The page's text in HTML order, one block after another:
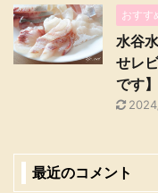
おすす
水谷
せレ
です】
最近のコメント